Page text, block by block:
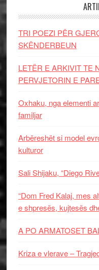
TRI POEZI PËR
SKËNDERBEUN
LETËR E ARKIVIT TE
PERVJETORIN E
Oxhaku, nga elementi
familjar
Arbëreshët si model
kulturor
Sali Shijaku, “Diego
“Dom Fred Kalaj, mes
e shpresës, kujtesës
A PO ARMATOSET
Kriza e vlerave –